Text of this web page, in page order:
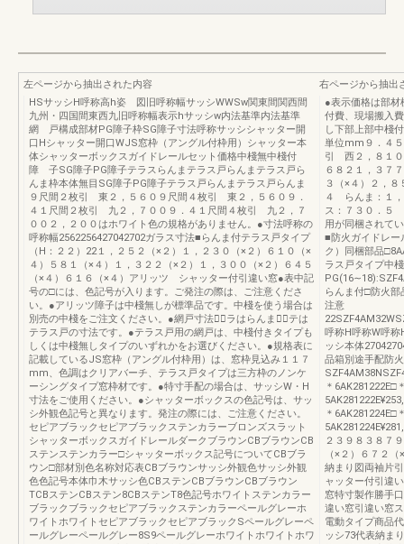
左ページから抽出された内容
HSサッシH呼称高h姿 図旧呼称幅サッシWWSw関東間関西間
九州・四国間東西九旧呼称幅表示hサッシw内法基準内法基準
網 戸構成部材PG障子枠SG障子寸法呼称サッシシャッター開
口Hシャッター開口WJS窓枠（アングル付枠用）シャッター本
体シャッターボックスガイドレールセット価格中棧無中棧付
障 子SG障子PG障子テラスらんまテラス戸らんまテラス戸ら
んま枠本体無目SG障子PG障子テラス戸らんまテラス戸らんま
９尺間２枚引 東２，５６０９尺間４枚引 東２，５６０９．
４１尺間２枚引 九２，７００９．４１尺間４枚引 九２，７
００２，２００はホワイト色の規格がありません。●寸法呼称の
呼称幅2562256427042702ガラス寸法■らんま付テラス戸タイプ
（H：２２）22１，２５２（×２）１，２３０（×２）６１０（×
４）５８１（×４）１，３２２（×２）１，３００（×２）６４５
（×４）６１６（×４）アリッツ シャッター付引違い窓●表中記
号の□には、色記号が入ります。ご発注の際は、ご注意くださ
い。●アリッツ障子は中棧無しが標準品です。中棧を使う場合は
別売の中棧をご注文ください。●網戸寸法の⃝ラはらんま、⃝テは
テラス戸の寸法です。●テラス戸用の網戸は、中棧付きタイプも
しくは中棧無しタイプのいずれかをお選びください。●規格表に
記載しているJS窓枠（アングル付枠用）は、窓枠見込み１１７
mm、色調はクリアバーチ、テラス戸タイプは三方枠のノンケ
ーシングタイプ窓枠材です。●特寸手配の場合は、サッシW・H
寸法をご使用ください。●シャッターボックスの色記号は、サッ
シ外観色記号と異なります。発注の際には、ご注意ください。
セピアブラックセピアブラックステンカラーブロンズスラット
シャッターボックスガイドレールダークブラウンCBブラウンCB
ステンステンカラー□シャッターボックス記号についてCBブラ
ウン□部材別色名称対応表CBブラウンサッシ外観色サッシ外観
色色記号本体巾木サッシ色CBステンCBブラウンCBブラウン
TCBステンCBステン8CBステンT8色記号ホワイトステンカラー
ブラックブラックセピアブラックステンカラーペールグレーホ
ワイトホワイトセピアブラックセピアブラックSペールグレーペ
ールグレーペールグレー8S9ペールグレーホワイトホワイトホワ
右ページから抽出
●表示価格は部材
付費、現場搬入
し下部上部中棧
単位mm９．４
引 西２，８１０
６８２１，３７
３（×４）２，
４ らんま：１，
ス：７３０．５
用が同梱されて
■防火ガイドレー
ク）同梱部品
ラス戸タイプ中
らんま付□防火
注意
呼称H呼称W呼称
ッシ本体
品箱別途手配防
＊6AK281222E□
＊6AK281224E□
２３９８３８７
（×２）６７２
納まり図両袖片
ャッター付引違
窓特寸製作勝手
違い窓引違い窓
電動タイプ商品
ッシ73代表納ま